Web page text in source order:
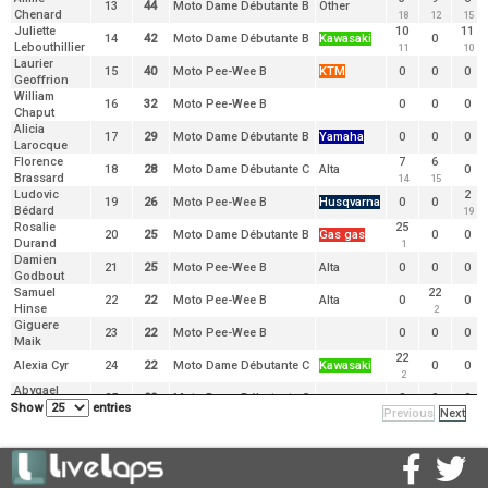
Chenard
13 44 Moto Dame Débutante B Other
18 12 15
Juliette
Lebouthillier
14 42 Moto Dame Débutante B Kawasaki
10
11
0
11
10
Laurier
Geoffrion
15 40 Moto Pee-Wee B KTM 0 0
0
William
Chaput
16 32 Moto Pee-Wee B 0 0
0
Alicia
Larocque
17 29 Moto Dame Débutante B Yamaha 0 0
0
Florence
Brassard
18 28 Moto Dame Débutante C Alta
7
14
6
15
0
Ludovic
Bédard
19 26 Moto Pee-Wee B Husqvarna 0 0
2
19
Rosalie
Durand
20 25 Moto Dame Débutante B Gas gas
25
1
0
0
Damien
Godbout
21 25 Moto Pee-Wee B Alta 0 0
0
Samuel
Hinse
22 22 Moto Pee-Wee B Alta 0
22
2
0
Giguere
Maik
23 22 Moto Pee-Wee B 0 0 0
Alexia Cyr 24 22 Moto Dame Débutante C Kawasaki
22
2
0
0
Abygael
Allard
25 20 Moto Dame Débutante C 0 0 0
Show entries Previous Next